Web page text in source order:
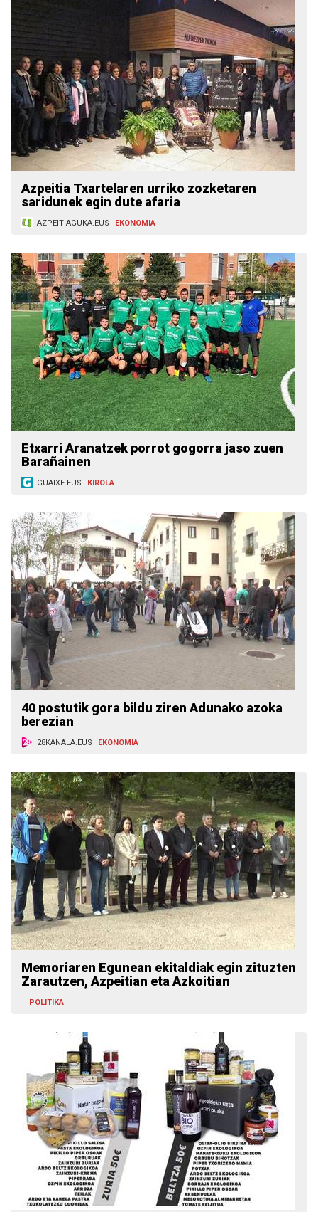
Azpeitia Txartelaren urriko zozketaren
saridunek egin dute afaria
AZPEITIAGUKA.EUS EKONOMIA
Etxarri Aranatzek porrot gogorra jaso zuen
Barañainen
GUAIXE.EUS KIROLA
40 postutik gora bildu ziren Adunako azoka
berezian
28KANALA.EUS EKONOMIA
Memoriaren Egunean ekitaldiak egin zituzten
Zarautzen, Azpeitian eta Azkoitian
POLITIKA